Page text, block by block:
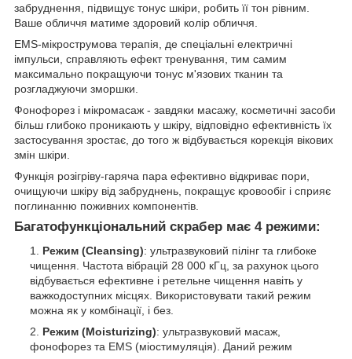
забруднення, підвищує тонус шкіри, робить її тон рівним.
Ваше обличчя матиме здоровий колір обличчя.
EMS-мікрострумова терапія, де спеціальні електричні
імпульси, справляють ефект тренування, тим самим
максимально покращуючи тонус м'язових тканин та
розгладжуючи зморшки.
Фонофорез і мікромасаж - завдяки масажу, косметичні засоби
більш глибоко проникають у шкіру, відповідно ефективність їх
застосування зростає, до того ж відбувається корекція вікових
змін шкіри.
Функція розігріву-гаряча пара ефективно відкриває пори,
очищуючи шкіру від забруднень, покращує кровообіг і сприяє
поглинанню поживних компонентів.
Багатофункціональний скрабер має 4 режими:
Режим (Cleansing): ультразвуковий пілінг та глибоке
чищення. Частота вібрацій 28 000 кГц, за рахунок цього
відбувається ефективне і ретельне чищення навіть у
важкодоступних місцях. Використовувати такий режим
можна як у комбінації, і без.
Режим (Moisturizing): ультразвуковий масаж,
фонофорез та EMS (міостимуляція). Даний режим